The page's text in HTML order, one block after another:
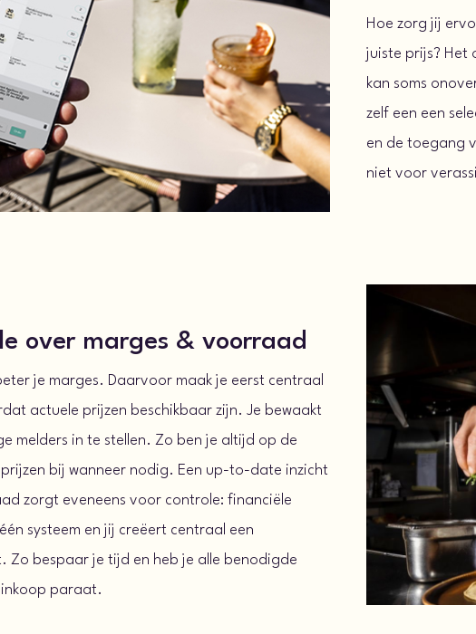
Hoe zorg jij
juiste prijs? Het
kan soms
zelf een een
en de toegang
niet voor
over marges & voorraad
je marges. Daarvoor maak je eerst centraal
actuele prijzen beschikbaar zijn. Je bewaakt
melders in te stellen. Zo ben je altijd op de
bij wanneer nodig. Een up-to-date inzicht
zorgt eveneens voor controle: financiële
systeem en jij creëert centraal een
bespaar je tijd en heb je alle benodigde
paraat.